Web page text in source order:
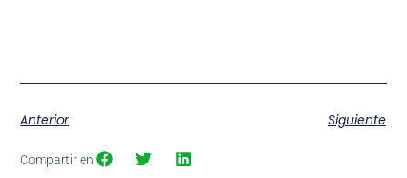
Anterior Siguiente
Compartir en